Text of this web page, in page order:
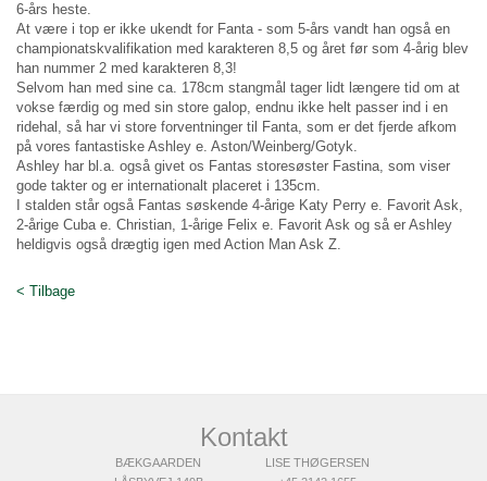
6-års heste.
At være i top er ikke ukendt for Fanta - som 5-års vandt han også en
championatskvalifikation med karakteren 8,5 og året før som 4-årig blev
han nummer 2 med karakteren 8,3!
Selvom han med sine ca. 178cm stangmål tager lidt længere tid om at
vokse færdig og med sin store galop, endnu ikke helt passer ind i en
ridehal, så har vi store forventninger til Fanta, som er det fjerde afkom
på vores fantastiske Ashley e. Aston/Weinberg/Gotyk.
Ashley har bl.a. også givet os Fantas storesøster Fastina, som viser
gode takter og er internationalt placeret i 135cm.
I stalden står også Fantas søskende 4-årige Katy Perry e. Favorit Ask,
2-årige Cuba e. Christian, 1-årige Felix e. Favorit Ask og så er Ashley
heldigvis også drægtig igen med Action Man Ask Z.
< Tilbage
Kontakt
BÆKGAARDEN
LISE THØGERSEN